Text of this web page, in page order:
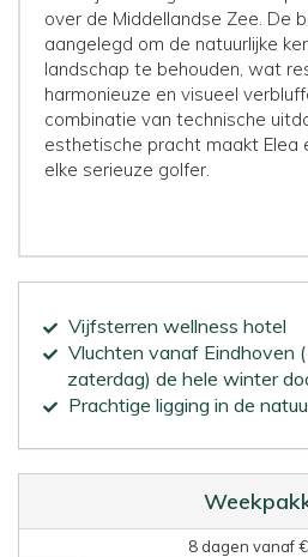
over de Middellandse Zee. De
aangelegd om de natuurlijke
landschap te behouden, wat
harmonieuze en visueel
combinatie van technische
esthetische pracht maakt Elea
elke serieuze golfer.
Vijfsterren wellness hotel
Vluchten vanaf Eindhoven
zaterdag) de hele winter
Prachtige ligging in de
8 dagen vanaf